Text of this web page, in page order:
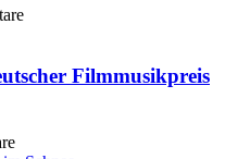
Filmmusikpreis